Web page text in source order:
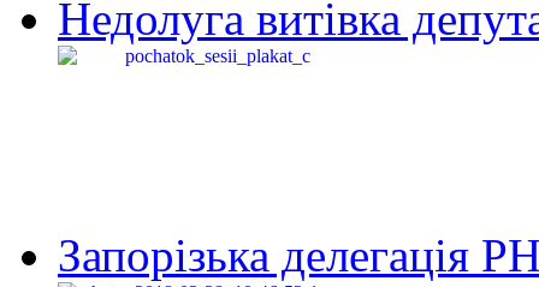
Недолуга витівка
Запорізька делегація